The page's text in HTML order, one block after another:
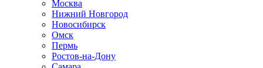
Москва
Нижний Новгород
Новосибирск
Омск
Пермь
Ростов-на-Дону